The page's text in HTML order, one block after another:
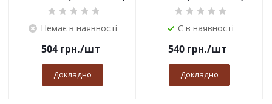
Немає в наявності
504грн./шт
Докладно
Є в наявності
540грн./шт
Докладно